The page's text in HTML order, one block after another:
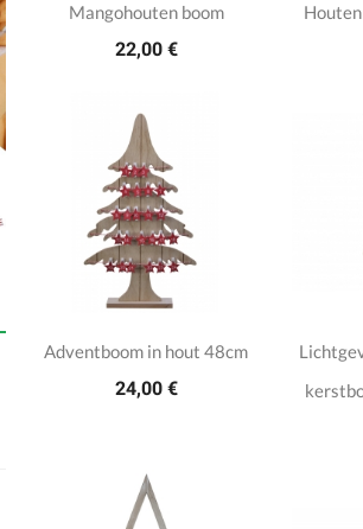
Mangohouten boom
22,00 €
Adventboom in hout 48cm
24,00 €